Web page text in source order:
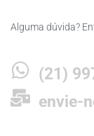
Alguma dúvida?
(21)
envie-